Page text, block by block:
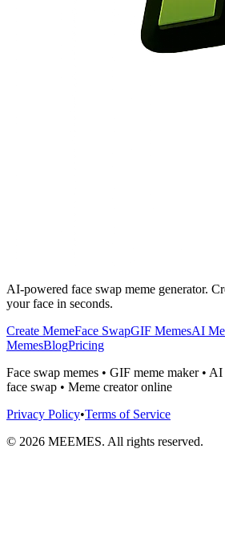
AI-powered face swap meme generator.
your face in seconds.
Create MemeFace SwapGIF MemesAI
MemesBlogPricing
Face swap memes • GIF meme maker •
face swap • Meme creator online
Privacy Policy•Terms of Service
© 2026 MEEMES. All rights reserved.